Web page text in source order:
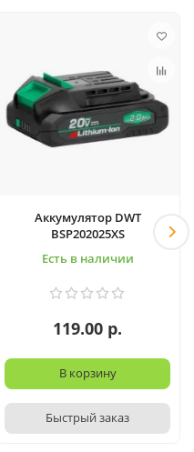
Аккумулятор DWT
BSP202025XS
Есть в наличии
119.00 р.
В корзину
Быстрый заказ